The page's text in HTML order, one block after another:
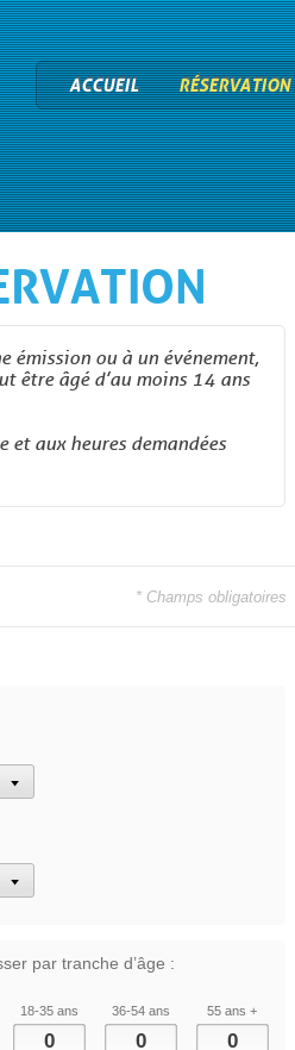
ACCUEIL RÉSERVATION
émission ou à un événement,
être âgé d’au moins 14 ans
et aux heures demandées
* Champs obligatoires
par tranche d’âge :
18-35 ans 36-54 ans 55 ans +